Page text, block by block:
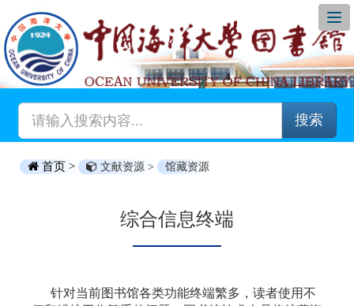
搜索
首页 > 文献资源 > 馆藏资源
综合信息终端
针对当前图书馆各类功能终端繁多，读者使用不